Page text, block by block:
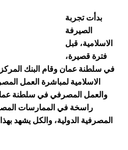
بدأت تجربة
الصيرفة
الاسلامية، قبل
فترة قصيرة،
في سلطنة عمان وقام البنك
الاسلامية لمباشرة العمل
والعمل المصرفي في سلطنة
راسخة في الممارسات
المصرفية الدولية، والكل يشهد